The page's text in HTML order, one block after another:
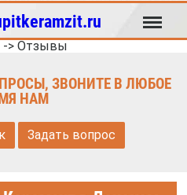
Меню
-> Отзывы
ЗВОНИТЕ В ЛЮБОЕ
НАМ
Задать вопрос